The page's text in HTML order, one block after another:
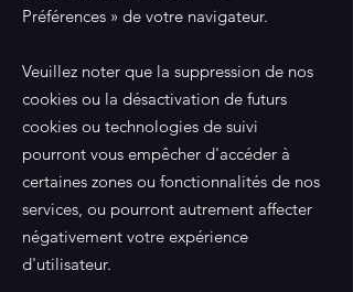
Préférences » de votre navigateur.
Veuillez noter que la suppression de nos
cookies ou la désactivation de futurs
cookies ou technologies de suivi
pourront vous empêcher d'accéder à
certaines zones ou fonctionnalités de nos
services, ou pourront autrement affecter
négativement votre expérience
d'utilisateur.